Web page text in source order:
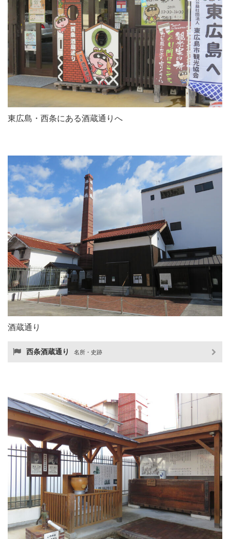
東広島・西条にある酒蔵通りへ
酒蔵通り
西条酒蔵通り 名所・史跡